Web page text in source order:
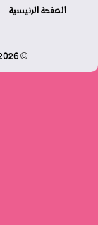
الصفحة الرئيسية
© 2026 العاب بنات BNT - جميع الحقوق محفوظة